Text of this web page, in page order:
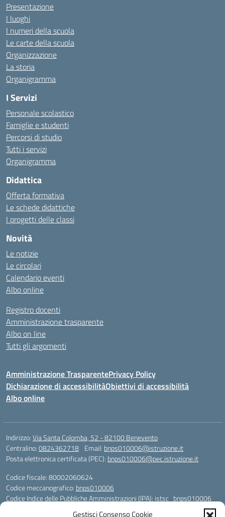
Gestisci Consenso Cookie
Presentazione
I luoghi
I numeri della scuola
Le carte della scuola
Organizzazione
La storia
Organigramma
I Servizi
Personale scolastico
Famiglie e studenti
Percorsi di studio
Tutti i servizi
Organigramma
Didattica
Offerta formativa
Le schede didattiche
I progetti delle classi
Novità
Le notizie
Le circolari
Calendario eventi
Albo online
Registro docenti
Amministrazione trasparente
Albo on line
Tutti gli argomenti
Amministrazione TrasparentePrivacy Policy
Dichiarazione di accessibilitàObiettivi di accessibilità
Albo online
Indirizzo:Via Santa Colomba, 52 - 82100 Benevento
Centralino:0824362718 Email: bnps010006@istruzione.it
Posta elettronica certificata (PEC): bnps010006@pec.istruzione.it
Codice fiscale: 80002060624
Codice meccanografico: bnps010006
Codice Indice delle Pubbliche Amministrazioni (IPA): istsc_bnps010006